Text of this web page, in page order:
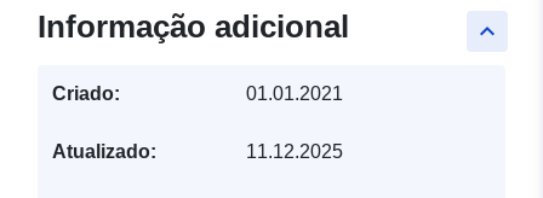
keyboard_arrow_up
Informação adicional
Criado: 01.01.2021
Atualizado: 11.12.2025